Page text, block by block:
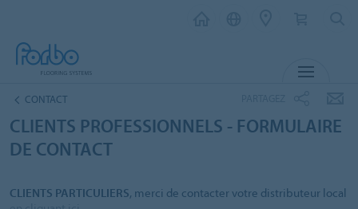
CONTACT
CLIENTS PROFESSIONNELS - FORMULAIRE
DE CONTACT
CLIENTS PARTICULIERS, merci de contacter votre distributeur local